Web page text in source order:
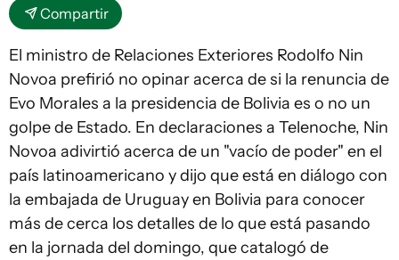
Compartir
El ministro de Relaciones Exteriores Rodolfo Nin
Novoa prefirió no opinar acerca de si la renuncia de
Evo Morales a la presidencia de Bolivia es o no un
golpe de Estado. En declaraciones a Telenoche, Nin
Novoa adivirtió acerca de un "vacío de poder" en el
país latinoamericano y dijo que está en diálogo con
la embajada de Uruguay en Bolivia para conocer
más de cerca los detalles de lo que está pasando
en la jornada del domingo, que catalogó de